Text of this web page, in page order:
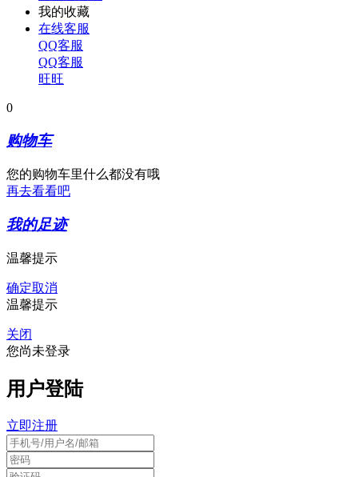
我的收藏
在线客服
QQ客服
QQ客服
旺旺
0
购物车
您的购物车里什么都没有哦
再去看看吧
我的足迹
温馨提示
确定取消
温馨提示
关闭
您尚未登录
用户登陆
立即注册